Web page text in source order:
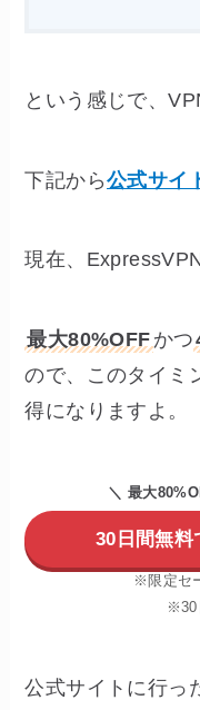
という感じで、
下記から公式サイ
現在、
最大80%OFF かつ
ので、このタイミ
得になりますよ。
＼ 最大
30日間無
※限定セ
※30
公式サイトに行っ